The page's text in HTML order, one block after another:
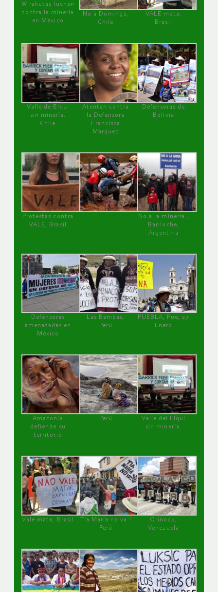
Wirakutas luchan
contra la minería
en México
No a Dominga,
Chile
VALE mata,
Brasil
Valle de Elqui
sin minería.
Chile
Atentan contra
la Defensora
Francisca
Márquez
Defensoras de
Bolivia
Protestas contra
VALE, Brasil
No a la minería ,
Bariloche,
Argentina
Defensoras
amenazadas en
México
Las Bambas,
Perú
PUEBLA, Pue, 27
Enero
Amazonía
defiende su
territorio
Perú
Valle del Elqui
sin minería.
Vale mata, Brasil
Tía María no va !
Perú
Orinoco,
Venezuela